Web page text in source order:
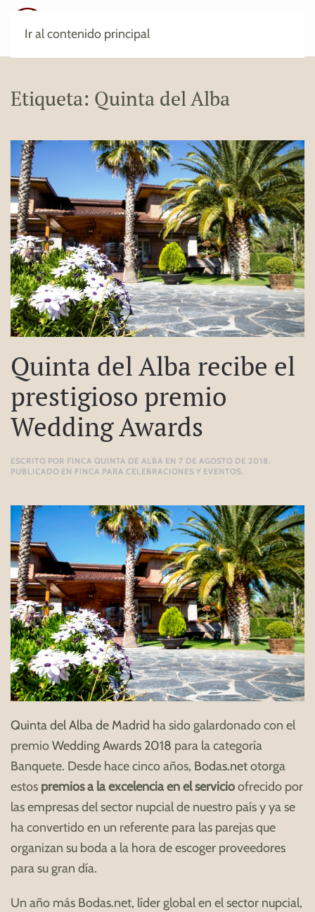
Ir al contenido principal
Etiqueta: Quinta del Alba
Quinta del Alba recibe el
prestigioso premio
Wedding Awards
ESCRITO POR FINCA QUINTA DE ALBA EN 7 DE AGOSTO DE 2018 .
PUBLICADO EN FINCA PARA CELEBRACIONES Y EVENTOS.
Quinta del Alba de Madrid ha sido galardonado con el
premioWedding Awards 2018 para la categoría
Banquete. Desde hace cinco años, Bodas.netotorga
estos premios a la excelencia en el servicioofrecido por
las empresas del sector nupcial de nuestro país y ya se
ha convertido en un referente para las parejas que
organizan su boda a la hora de escoger proveedores
para su gran día.
Un año más Bodas.net, líder global en el sector nupcial,